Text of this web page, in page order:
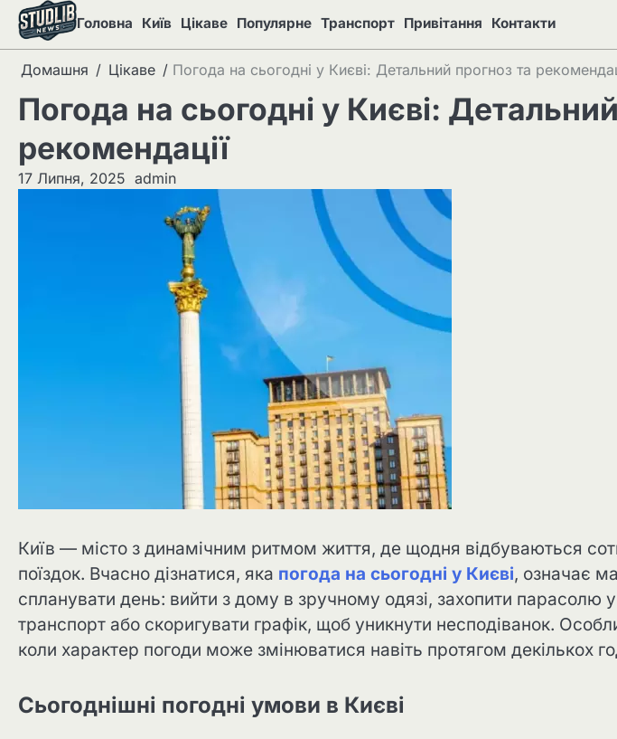
Перейти
вмісту
Головна Київ Цікаве Популярне Транспорт Привітання Контакти
Домашня Цікаве Погода на сьогодні у Києві: Детальний прогноз та
Погода на сьогодні у Києві:
рекомендації
17 Липня, 2025 admin
Київ — місто з динамічним ритмом життя, де щодня відбуваються
поїздок. Вчасно дізнатися, яка погода на сьогодні у Києві, означає
спланувати день: вийти з дому в зручному одязі, захопити парасолю
транспорт або скоригувати графік, щоб уникнути несподіванок.
коли характер погоди може змінюватися навіть протягом декількох
Сьогоднішні погодні умови в Києві